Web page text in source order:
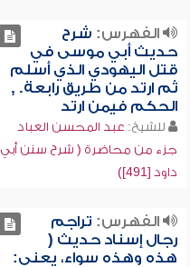
الفهرس: شرح
حديث أبي موسى في
قتل اليهودي الذي أسلم
ثم ارتد من طريق رابعة. ,
الحكم فيمن ارتد
للشيخ: عبد المحسن العباد
جزء من محاضرة ( شرح سنن أبي
داود [491])
الفهرس: تراجم
رجال إسناد حديث (
هذه وهذه سواء، يعني: